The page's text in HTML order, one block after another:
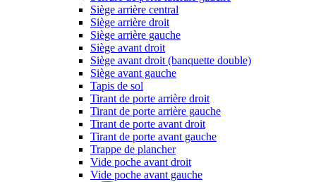
Siège arrière central
Siège arrière droit
Siège arrière gauche
Siège avant droit
Siège avant droit (banquette double)
Siège avant gauche
Tapis de sol
Tirant de porte arrière droit
Tirant de porte arrière gauche
Tirant de porte avant droit
Tirant de porte avant gauche
Trappe de plancher
Vide poche avant droit
Vide poche avant gauche